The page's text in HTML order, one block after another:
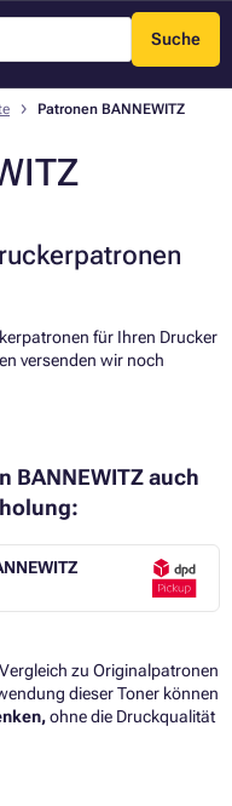
Suche
Menü
Patronen BANNEWITZ
für Ihren Drucker
versenden wir noch
BANNEWITZ auch
zu Originalpatronen
dieser Toner können
ohne die Druckqualität